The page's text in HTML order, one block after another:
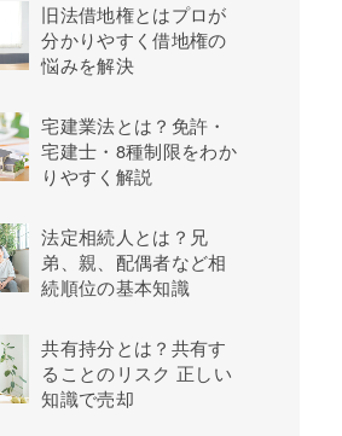
旧法借地権とはプロが
分かりやすく借地権の
悩みを解決
宅建業法とは？免許・
宅建士・8種制限をわか
りやすく解説
法定相続人とは？兄
弟、親、配偶者など相
続順位の基本知識
共有持分とは？共有す
ることのリスク 正しい
知識で売却